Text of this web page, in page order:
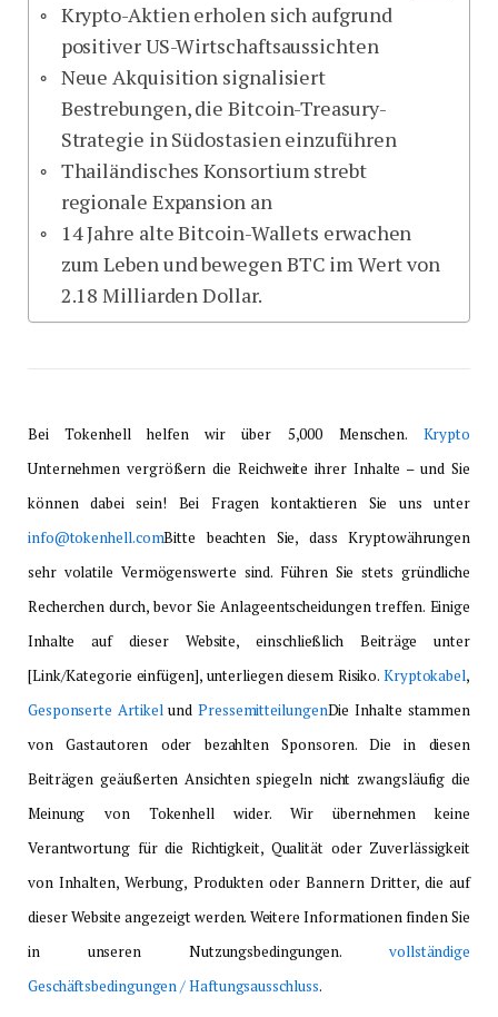
Krypto-Aktien erholen sich aufgrund
positiver US-Wirtschaftsaussichten
Neue Akquisition signalisiert
Bestrebungen, die Bitcoin-Treasury-
Strategie in Südostasien einzuführen
Thailändisches Konsortium strebt
regionale Expansion an
14 Jahre alte Bitcoin-Wallets erwachen
zum Leben und bewegen BTC im Wert von
2.18 Milliarden Dollar.
Bei Tokenhell helfen wir über 5,000 Menschen. Krypto
Unternehmen vergrößern die Reichweite ihrer Inhalte – und Sie
können dabei sein! Bei Fragen kontaktieren Sie uns unter
info@tokenhell.comBitte beachten Sie, dass Kryptowährungen
sehr volatile Vermögenswerte sind. Führen Sie stets gründliche
Recherchen durch, bevor Sie Anlageentscheidungen treffen. Einige
Inhalte auf dieser Website, einschließlich Beiträge unter
[Link/Kategorie einfügen], unterliegen diesem Risiko. Kryptokabel,
Gesponserte ArtikelundPressemitteilungenDie Inhalte stammen
von Gastautoren oder bezahlten Sponsoren. Die in diesen
Beiträgen geäußerten Ansichten spiegeln nicht zwangsläufig die
Meinung von Tokenhell wider. Wir übernehmen keine
Verantwortung für die Richtigkeit, Qualität oder Zuverlässigkeit
von Inhalten, Werbung, Produkten oder Bannern Dritter, die auf
dieser Website angezeigt werden. Weitere Informationen finden Sie
in unseren Nutzungsbedingungen.vollständige
Geschäftsbedingungen / Haftungsausschluss.